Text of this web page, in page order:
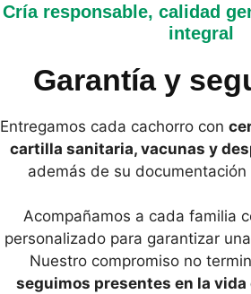
Cría responsable, calidad
integral
Garantía y
Entregamos cada cachorro con
cartilla sanitaria, vacunas y
además de su
Acompañamos a cada familia
personalizado para garantizar
Nuestro compromiso no
seguimos presentes en la vida